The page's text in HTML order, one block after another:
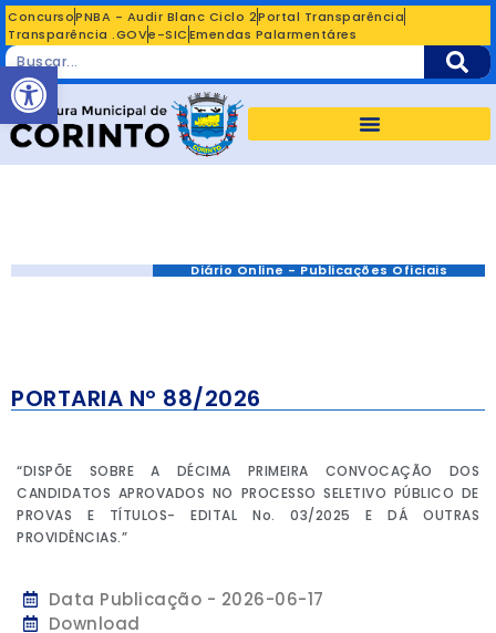
ConcursoPNBA - Audir Blanc Ciclo 2Portal Transparência
Transparência .GOVe-SICEmendas Palarmentáres
Diário Online - Publicações Oficiais
PORTARIA Nº 88/2026
“DISPÕE SOBRE A DÉCIMA PRIMEIRA CONVOCAÇÃO DOS
CANDIDATOS APROVADOS NO PROCESSO SELETIVO PÚBLICO DE
PROVAS E TÍTULOS- EDITAL No. 03/2025 E DÁ OUTRAS
PROVIDÊNCIAS.”
Data Publicação - 2026-06-17
Download
Abrir a barra de ferramentas